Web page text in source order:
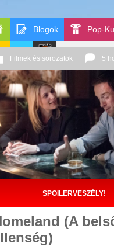
Blogok Pop-
ApablogLe
Patito
Journal
Filmek és sorozatok 5
2014 01. 28. Őri András
SPOILERVESZÉLY!
(A